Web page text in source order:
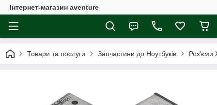
Інтернет-магазин aventure
Товари та послуги Запчастини до Ноутбуків Роз'єми